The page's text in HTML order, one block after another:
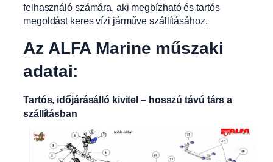
felhasználó számára, aki megbízható és tartós
megoldást keres vízi járműve szállításához.
Az ALFA Marine műszaki
adatai:
Tartós, időjárásálló kivitel – hosszú távú társ a
szállításban